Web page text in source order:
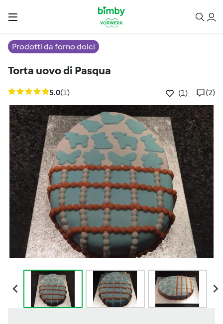
Prodotti da forno dolci
Torta uovo di Pasqua
5.0(1) (1) (2)